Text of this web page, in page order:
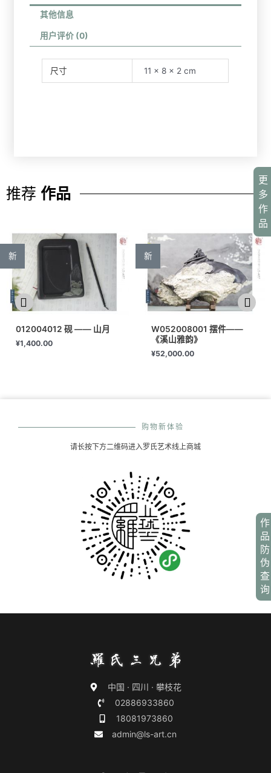
作
品
防
伪
查
询
更
多
作
品
其他信息
用户评价 (0)
尺寸 11 × 8 × 2 cm
推荐 作品
新
012004012 砚 —— 山月
¥1,400.00
新
W052008001 摆件——
《溪山雅韵》
¥52,000.00
购物新体验
请长按下方二维码进入罗氏艺术线上商城
中国 · 四川 · 攀枝花
02886933860
18081973860
admin@ls-art.cn